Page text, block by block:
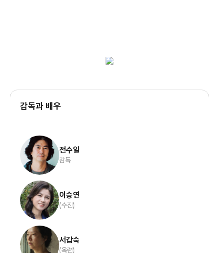
감독과 배우
전수일
감독
이승연
(수진)
서갑숙
(옥련)